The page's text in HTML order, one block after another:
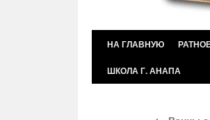
Перейти
НА ГЛАВНУЮ
ШКОЛА Г. АНАПА